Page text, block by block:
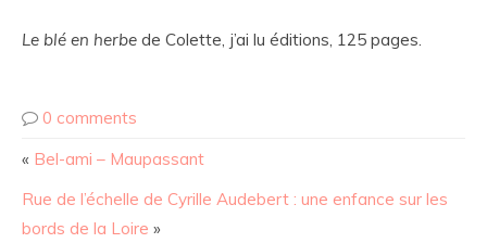
Le blé en herbe de Colette, j’ai lu éditions, 125 pages.
0 comments
« Bel-ami – Maupassant
Rue de l’échelle de Cyrille Audebert : une enfance sur les
bords de la Loire »